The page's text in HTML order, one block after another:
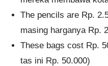
The pencils are Rp.
masing harganya Rp.
These bags cost Rp.
tas ini Rp. 50.000)